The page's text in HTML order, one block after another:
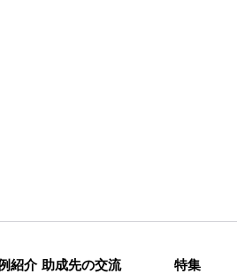
紹介 助成先の交流 特集